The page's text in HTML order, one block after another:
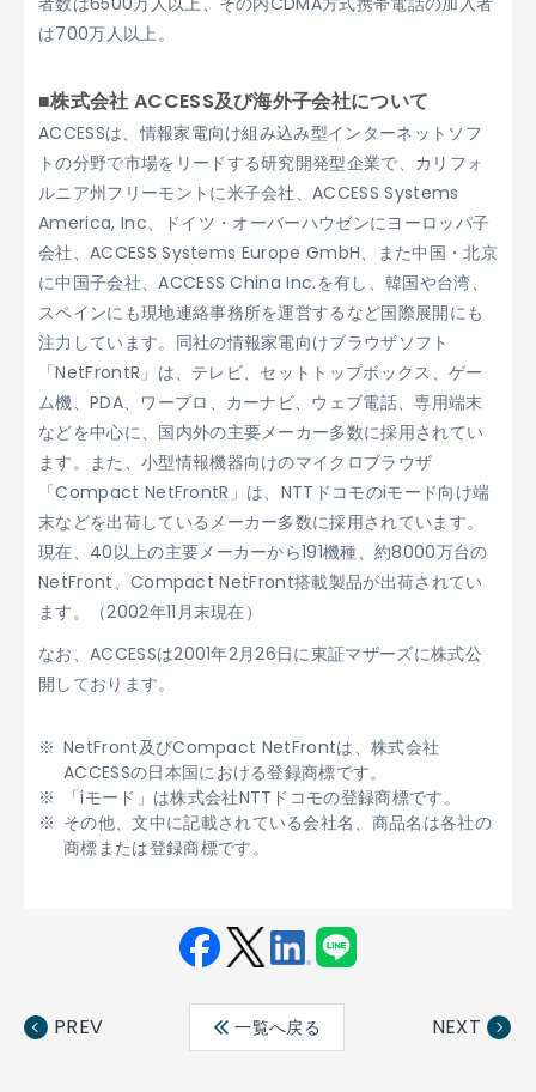
は700万人以上。
■株式会社 ACCESS及び海外子会社について
ACCESSは、情報家電向け組み込み型インターネットソフ
トの分野で市場をリードする研究開発型企業で、カリフォ
ルニア州フリーモントに米子会社、ACCESS Systems
America, Inc、ドイツ・オーバーハウゼンにヨーロッパ子
会社、ACCESS Systems Europe GmbH、また中国・北京
に中国子会社、ACCESS China Inc.を有し、韓国や台湾、
スペインにも現地連絡事務所を運営するなど国際展開にも
注力しています。同社の情報家電向けブラウザソフト
「NetFrontR」は、テレビ、セットトップボックス、ゲー
ム機、PDA、ワープロ、カーナビ、ウェブ電話、専用端末
などを中心に、国内外の主要メーカー多数に採用されてい
ます。また、小型情報機器向けのマイクロブラウザ
「Compact NetFrontR」は、NTTドコモのiモード向け端
末などを出荷しているメーカー多数に採用されています。
現在、40以上の主要メーカーから191機種、約8000万台の
NetFront、Compact NetFront搭載製品が出荷されてい
ます。（2002年11月末現在）
なお、ACCESSは2001年2月26日に東証マザーズに株式公
開しております。
NetFront及びCompact NetFrontは、株式会社
ACCESSの日本国における登録商標です。
「iモード」は株式会社NTTドコモの登録商標です。
その他、文中に記載されている会社名、商品名は各社の
商標または登録商標です。
ebo ter
edin
PREV 一覧へ戻る NEXT